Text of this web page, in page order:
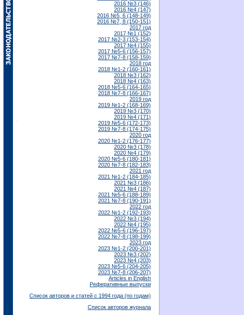
2016 №3 (146)
2016 №4 (147)
2016 №5, 6 (148-149)
2016 №7, 8 (150-151)
2017 год
2017 №1 (152)
2017 №2-3 (153-154)
2017 №4 (155)
2017 №5-6 (156-157)
2017 №7-8 (158-159)
2018 год
2018 №1-2 (160-161)
2018 №3 (162)
2018 №4 (163)
2018 №5-6 (164-165)
2018 №7-8 (166-167)
2019 год
2019 №1-2 (168-169)
2019 №3 (170)
2019 №4 (171)
2019 №5-6 (172-173)
2019 №7-8 (174-175)
2020 год
2020 №1-2 (176-177)
2020 №3 (178)
2020 №4 (179)
2020 №5-6 (180-181)
2020 №7-8 (182-183)
2021 год
2021 №1-2 (184-185)
2021 №3 (186)
2021 №4 (187)
2021 №5-6 (188-189)
2021 №7-8 (190-191)
2022 год
2022 №1-2 (192-193)
2022 №3 (194)
2022 №4 (195)
2022 №5-6 (196-197)
2022 №7-8 (198-199)
2023 год
2023 №1-2 (200-201)
2023 №3 (202)
2023 №4 (203)
2023 №5-6 (204-205)
2023 №7-8 (206-207)
Articles in English
Реферативные выпуски
Список авторов и статей с 1994 года (по годам)
Список авторов журнала